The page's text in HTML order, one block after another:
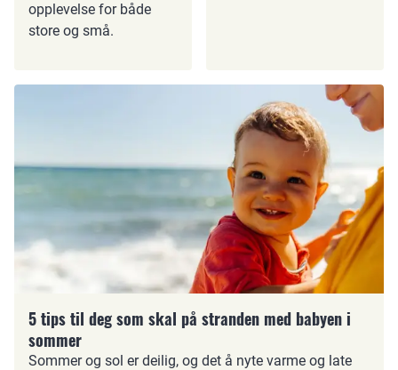
opplevelse for både
store og små.
5 tips til deg som skal på stranden med babyen i
sommer
Sommer og sol er deilig, og det å nyte varme og late